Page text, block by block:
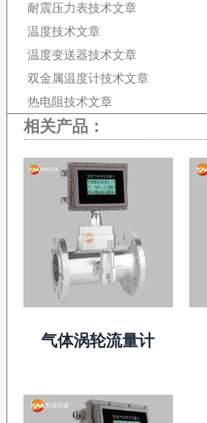
耐震压力表技术文章
温度技术文章
温度变送器技术文章
双金属温度计技术文章
热电阻技术文章
相关产品：
气体涡轮流量计